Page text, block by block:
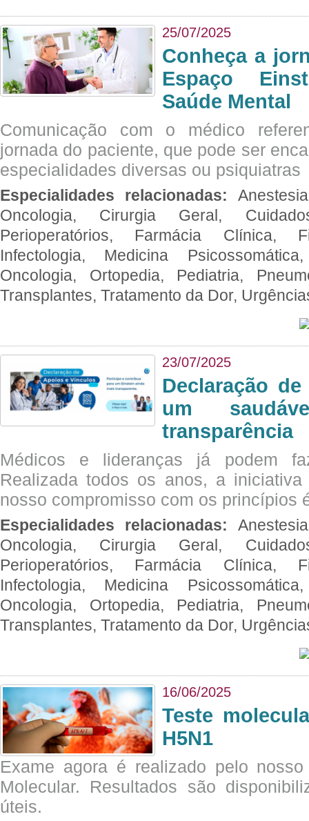
25/07/2025
Conheça a
Espaço
Saúde Mental
Comunicação com o médico
jornada do paciente, que pode ser
especialidades diversas ou psiquiatras
Especialidades relacionadas:
Oncologia, Cirurgia Geral,
Perioperatórios, Farmácia Clínica,
Infectologia, Medicina
Oncologia, Ortopedia, Pediatria,
Transplantes, Tratamento da Dor,
23/07/2025
Declaração
um
transparência
Médicos e lideranças já podem
Realizada todos os anos, a
nosso compromisso com os princípios
Especialidades relacionadas:
Oncologia, Cirurgia Geral,
Perioperatórios, Farmácia Clínica,
Infectologia, Medicina
Oncologia, Ortopedia, Pediatria,
Transplantes, Tratamento da Dor,
16/06/2025
Teste
H5N1
Exame agora é realizado pelo
Molecular. Resultados são
úteis.